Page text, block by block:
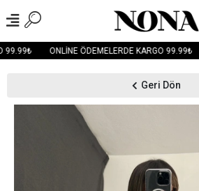
99.99₺ ONLİNE ÖDEMELERDE KARGO 99.99₺
Geri Dön